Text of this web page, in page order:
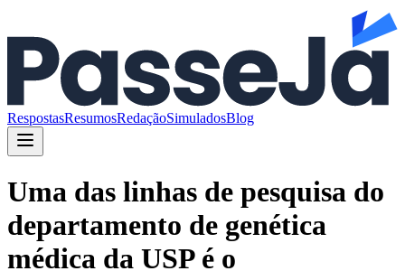
RespostasResumosRedaçãoSimuladosBlog
Uma das linhas de pesquisa do
departamento de genética
médica da USP é o